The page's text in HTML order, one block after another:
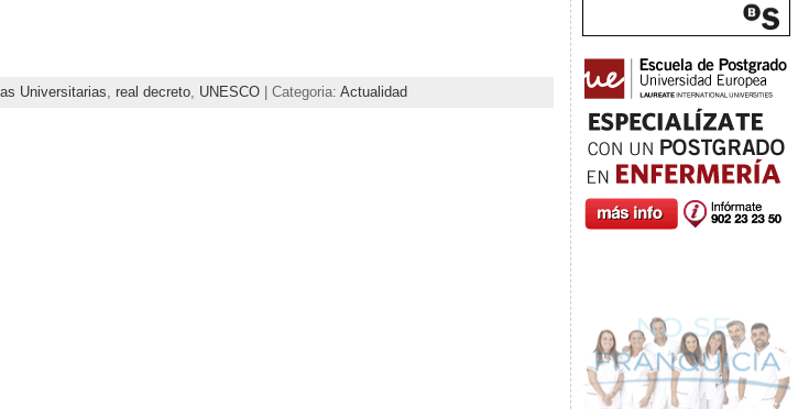
Universitarias real decreto, UNESCO| Categoria: Actualidad